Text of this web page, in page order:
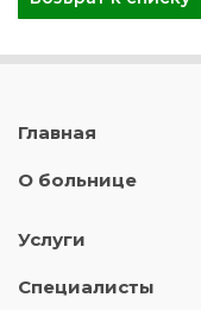
Главная
О больнице
Услуги
Специалисты